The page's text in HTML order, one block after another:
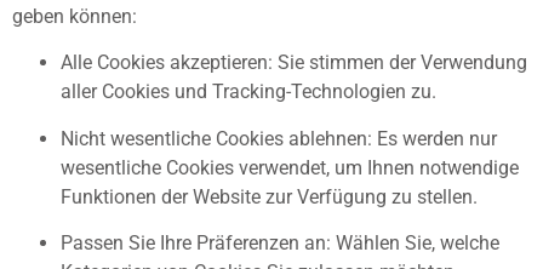
geben können:
Alle Cookies akzeptieren: Sie stimmen der Verwendung
aller Cookies und Tracking-Technologien zu.
Nicht wesentliche Cookies ablehnen: Es werden nur
wesentliche Cookies verwendet, um Ihnen notwendige
Funktionen der Website zur Verfügung zu stellen.
Passen Sie Ihre Präferenzen an: Wählen Sie, welche